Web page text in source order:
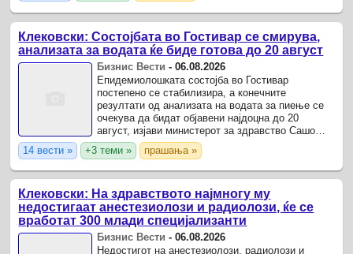
Клековски: Состојбата во Гостивар се смирува,
анализата за водата ќе биде готова до 20 август
Бизнис Вести -06.08.2026
Епидемиолошката состојба во Гостивар
постепено се стабилизира, а конечните
резултати од анализата на водата за пиење се
очекува да бидат објавени најдоцна до 20
август, изјави министерот за здравство Сашо
Клековски.
14 вести » +3 теми » прашања »
Клековски: На здравството најмногу му
недостигаат анестезиолози и радиолози, ќе се
вработат 300 млади специјализанти
Бизнис Вести -06.08.2026
Недостигот на анестезиолози, радиолози и